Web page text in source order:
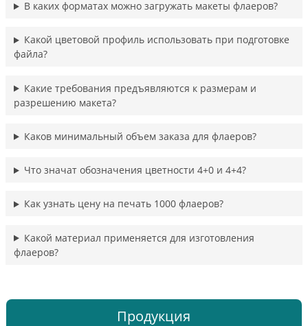
В каких форматах можно загружать макеты флаеров?
Какой цветовой профиль использовать при подготовке
файла?
Какие требования предъявляются к размерам и
разрешению макета?
Каков минимальный объем заказа для флаеров?
Что значат обозначения цветности 4+0 и 4+4?
Как узнать цену на печать 1000 флаеров?
Какой материал применяется для изготовления
флаеров?
Продукция